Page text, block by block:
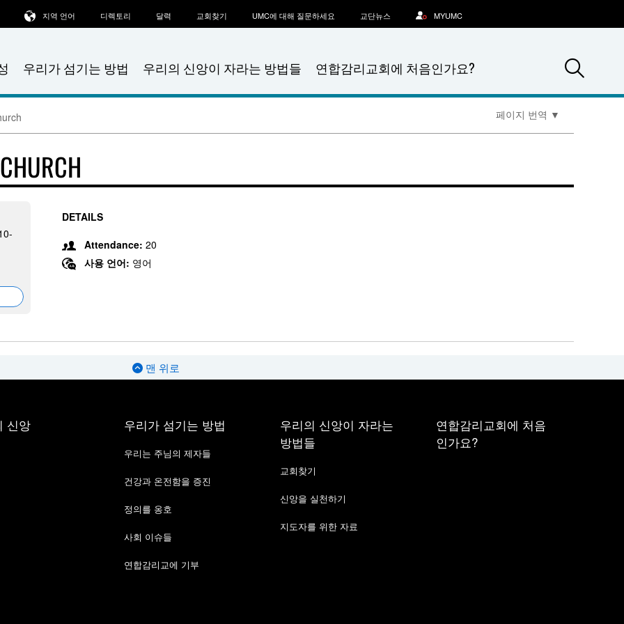
우리가 섬기는 방법 우리의 신앙이 자라는 방법들 연합감리교회에 처음인가요?
지역 언어 디렉토리 달력 교회찾기 UMC에 대해 질문하세요 교단뉴스 MYUMC
페이지 번역 ▼
DETAILS
Attendance: 20
사용 언어: 영어
맨 위로
신앙 우리가 섬기는 방법
우리는 주님의 제자들
건강과 온전함을 증진
정의를 옹호
사회 이슈들
연합감리교에 기부
우리의 신앙이 자라는
방법들
교회찾기
신앙을 실천하기
지도자를 위한 자료
연합감리교회에 처음
인가요?